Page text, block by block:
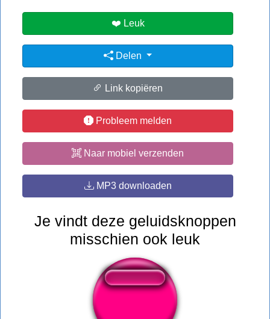
❤️ Leuk
Delen
Link kopiëren
Probleem melden
Naar mobiel verzenden
MP3 downloaden
Je vindt deze geluidsknoppen
misschien ook leuk